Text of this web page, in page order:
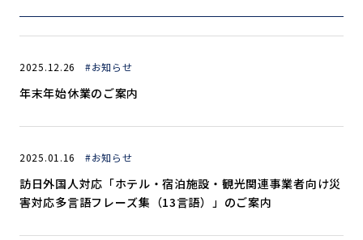
2025.12.26 #お知らせ
年末年始休業のご案内
2025.01.16 #お知らせ
訪日外国人対応「ホテル・宿泊施設・観光関連事業者向け災
害対応多言語フレーズ集（13言語）」のご案内